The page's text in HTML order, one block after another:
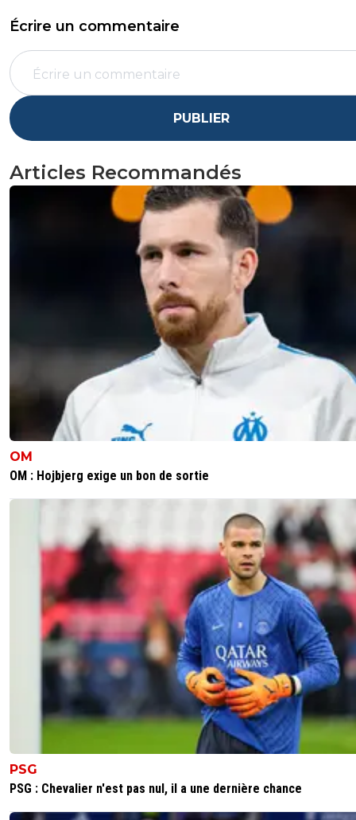
Écrire un commentaire
PUBLIER
Articles Recommandés
OM
OM : Hojbjerg exige un bon de sortie
PSG
PSG : Chevalier n'est pas nul, il a une dernière chance